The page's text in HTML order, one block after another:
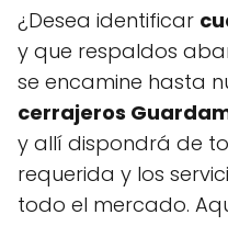
¿Desea identificar
y que respaldos
se encamine hasta
cerrajeros
y allí dispondrá de
requerida y los
todo el mercado.